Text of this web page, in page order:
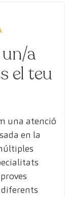
a
el teu
una atenció
en la